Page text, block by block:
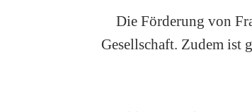
Die Förderung von
Gesellschaft. Zudem ist